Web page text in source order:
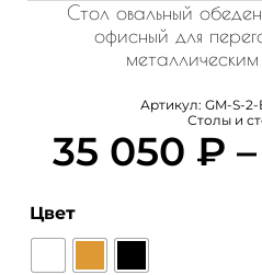
Стол овальный
офисный для
Артикул: GM-S-
Столы и
35 050 ₽ –
Цвет